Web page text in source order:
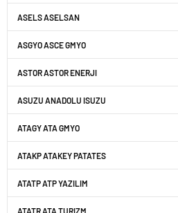
ASELS ASELSAN
ASGYO ASCE GMYO
ASTOR ASTOR ENERJI
ASUZU ANADOLU ISUZU
ATAGY ATA GMYO
ATAKP ATAKEY PATATES
ATATP ATP YAZILIM
ATATR ATA TURIZM